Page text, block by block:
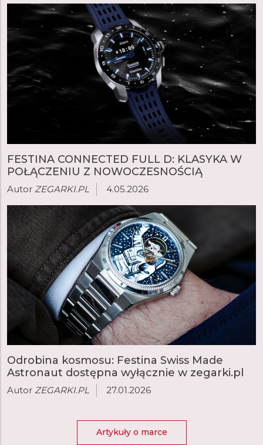
FESTINA CONNECTED FULL D: KLASYKA W
POŁĄCZENIU Z NOWOCZESNOŚCIĄ
Autor ZEGARKI.PL 4.05.2026
Odrobina kosmosu: Festina Swiss Made
Astronaut dostępna wyłącznie w zegarki.pl
Autor ZEGARKI.PL 27.01.2026
Artykuły o marce